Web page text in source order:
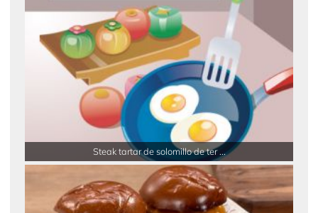
Steak tartar de solomillo de ter ...